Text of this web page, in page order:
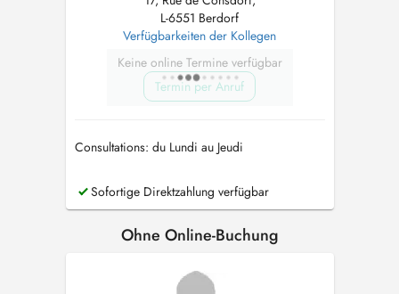
L-6551 Berdorf
Verfügbarkeiten der Kollegen
Keine online Termine verfügbar
Termin per Anruf
Consultations: du Lundi au Jeudi
Sofortige Direktzahlung verfügbar
Ohne Online-Buchung